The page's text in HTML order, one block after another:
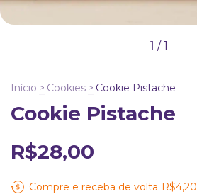
1 /1
Início > Cookies > Cookie Pistache
Cookie Pistache
R$28,00
Compre e receba de volta R$4,20